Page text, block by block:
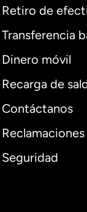
Retiro de
Transferencia
Dinero móvil
Recarga de
Contáctanos
Seguridad